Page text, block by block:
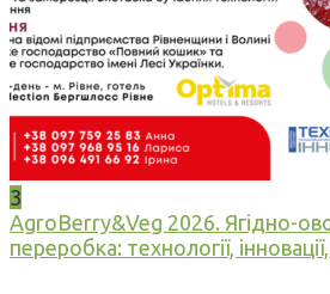
3
AgroBerry&Veg 2026. Ягідно-
переробка: технології, інновації,